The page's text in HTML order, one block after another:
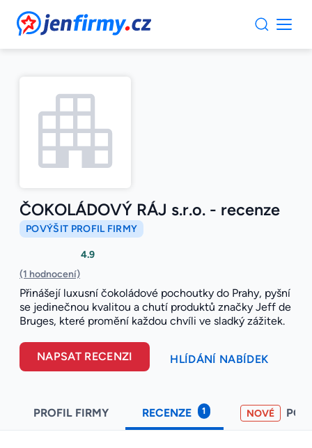
JenFirmy.cz
ČOKOLÁDOVÝ RÁJ s.r.o. - recenze
POVÝŠIT PROFIL FIRMY
4.9
(1 hodnocení)
Přinášejí luxusní čokoládové pochoutky do Prahy, pyšní
se jedinečnou kvalitou a chutí produktů značky Jeff de
Bruges, které promění každou chvíli ve sladký zážitek.
NAPSAT RECENZI HLÍDÁNÍ NABÍDEK
PROFIL FIRMY RECENZE 1 NOVÉ